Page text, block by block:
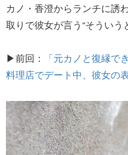
カノ・香澄からランチに誘
取りで彼女が言う“そうい
▶前回：
「元カノと復縁で
料理店でデート中、彼女の